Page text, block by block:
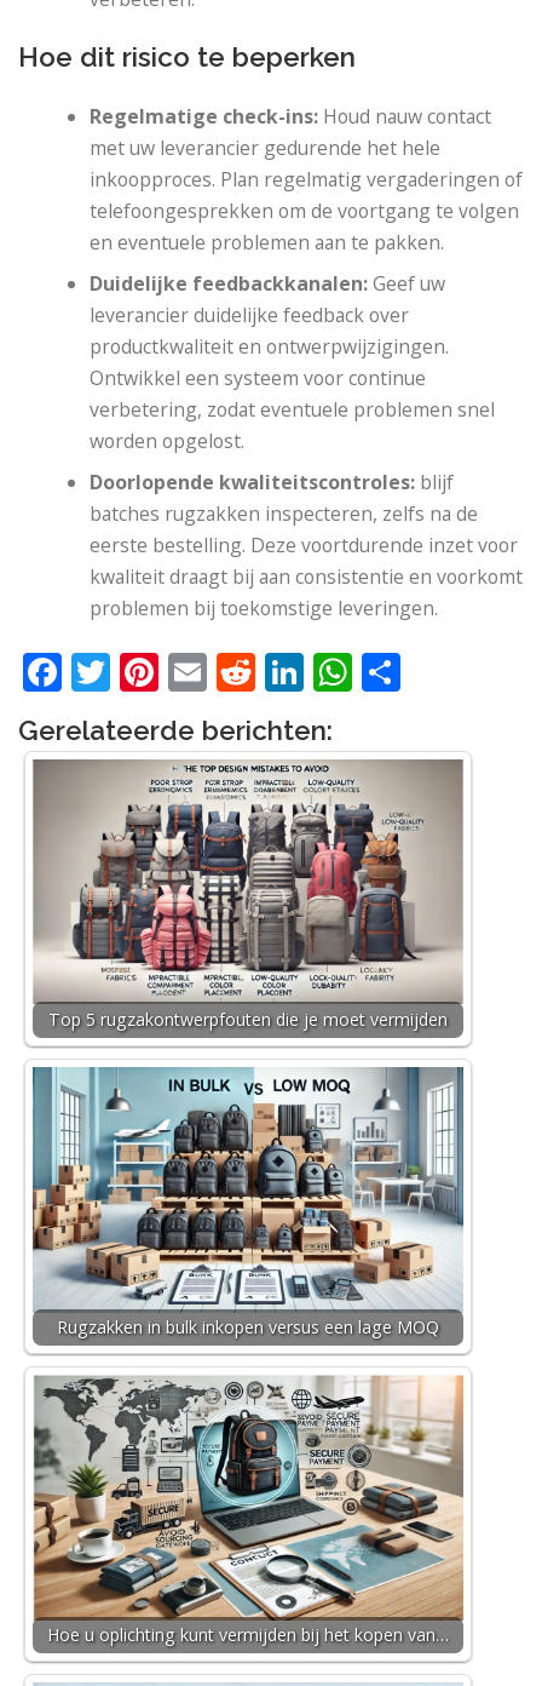
Hoe dit risico te beperken
Regelmatige check-ins: Houd nauw contact
met uw leverancier gedurende het hele
inkoopproces. Plan regelmatig vergaderingen of
telefoongesprekken om de voortgang te volgen
en eventuele problemen aan te pakken.
Duidelijke feedbackkanalen:Geef uw
leverancier duidelijke feedback over
productkwaliteit en ontwerpwijzigingen.
Ontwikkel een systeem voor continue
verbetering, zodat eventuele problemen snel
worden opgelost.
Doorlopende kwaliteitscontroles: blijf
batches rugzakken inspecteren, zelfs na de
eerste bestelling. Deze voortdurende inzet voor
kwaliteit draagt ​​bij aan consistentie en voorkomt
problemen bij toekomstige leveringen.
Facebook
Twitter
Pinterest
EmailReddit
LinkedIn
WhatsApp
Gerelateerde berichten:
Top 5 rugzakontwerpfouten die je moet vermijden
Rugzakken in bulk inkopen versus een lage MOQ
Hoe u oplichting kunt vermijden bij het kopen van…